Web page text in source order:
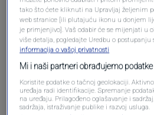
tako što ćete kliknuti na Upravljaj željenim
web stranice [ili plutajuću ikonu u donjem
je primjenjivo]. Vaš odabir će se mijenjati u
više detalja, pogledajte Uredbu o
informacija o vašoj privatnosti
Mi i naši partneri obrađujemo
Koristite podatke o tačnoj geolokaciji.
uređaja radi identifikacije. Spremanje
na uređaju. Prilagođeno oglašavanje i
sadržaja, istraživanje publike i razvoj usluga.